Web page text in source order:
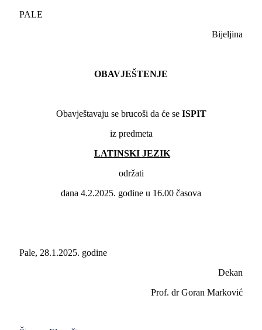
PALE
Bijeljina
OBAVJEŠTENJE
Obavještavaju se brucoši da će se ISPIT
iz predmeta
LATINSKI JEZIK
održati
dana 4.2.2025. godine u 16.00 časova
Pale, 28.1.2025. godine
Dekan
Prof. dr Goran Marković